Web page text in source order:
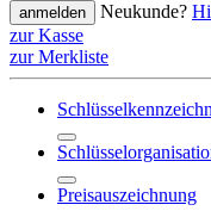
anmelden Neukunde?
zur Kasse
zur Merkliste
Preisauszeichnung